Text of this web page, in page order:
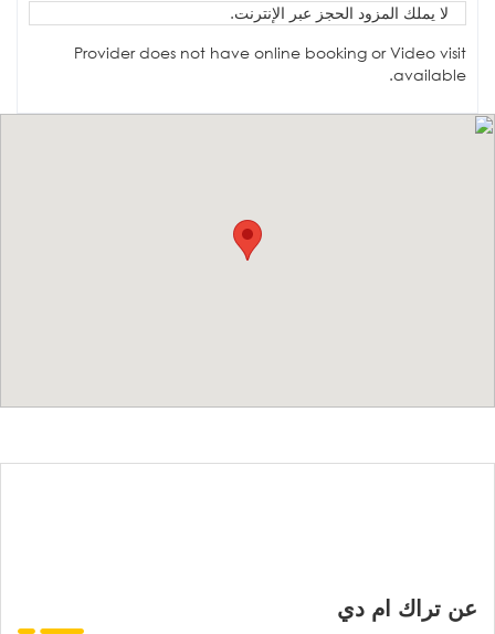
لا يملك المزود الحجز عبر الإنترنت.
Provider does not have online booking or Video visit
available.
عن تراك ام دي